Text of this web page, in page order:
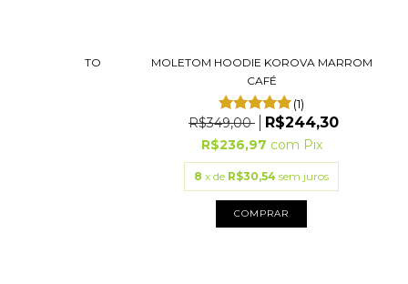
KOROVA PRETO
MOLETOM HOODIE KOROVA MARROM
CAFÉ
(1)
R$349,00 R$244,30
R$236,97 com Pix
8 x de R$30,54 sem juros
COMPRAR